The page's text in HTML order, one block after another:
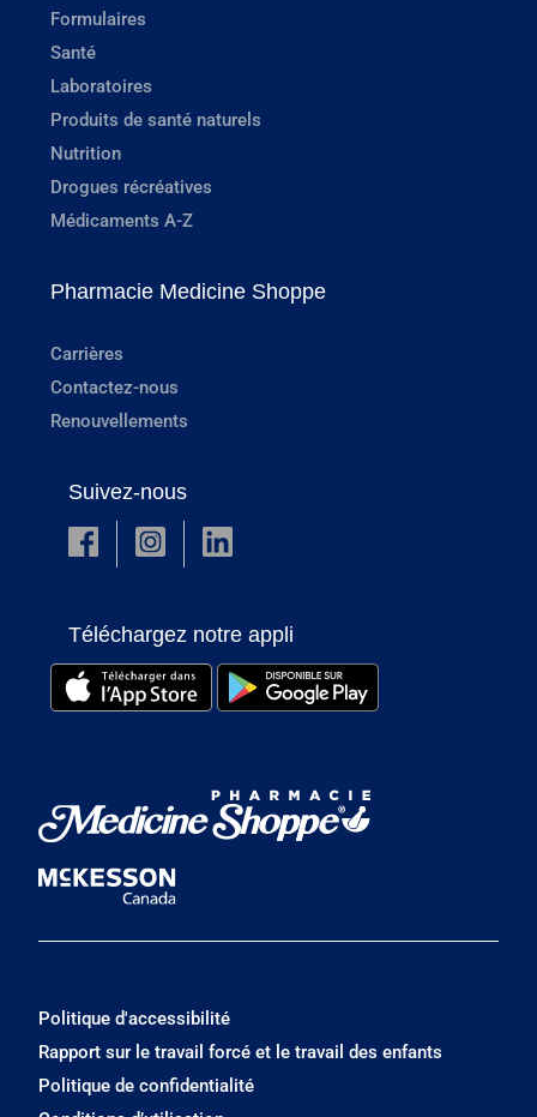
Formulaires
Santé
Laboratoires
Produits de santé naturels
Nutrition
Drogues récréatives
Médicaments A-Z
Pharmacie Medicine Shoppe
Carrières
Contactez-nous
Renouvellements
Suivez-nous
Téléchargez notre appli
Politique d'accessibilité
Rapport sur le travail forcé et le travail des enfants
Politique de confidentialité